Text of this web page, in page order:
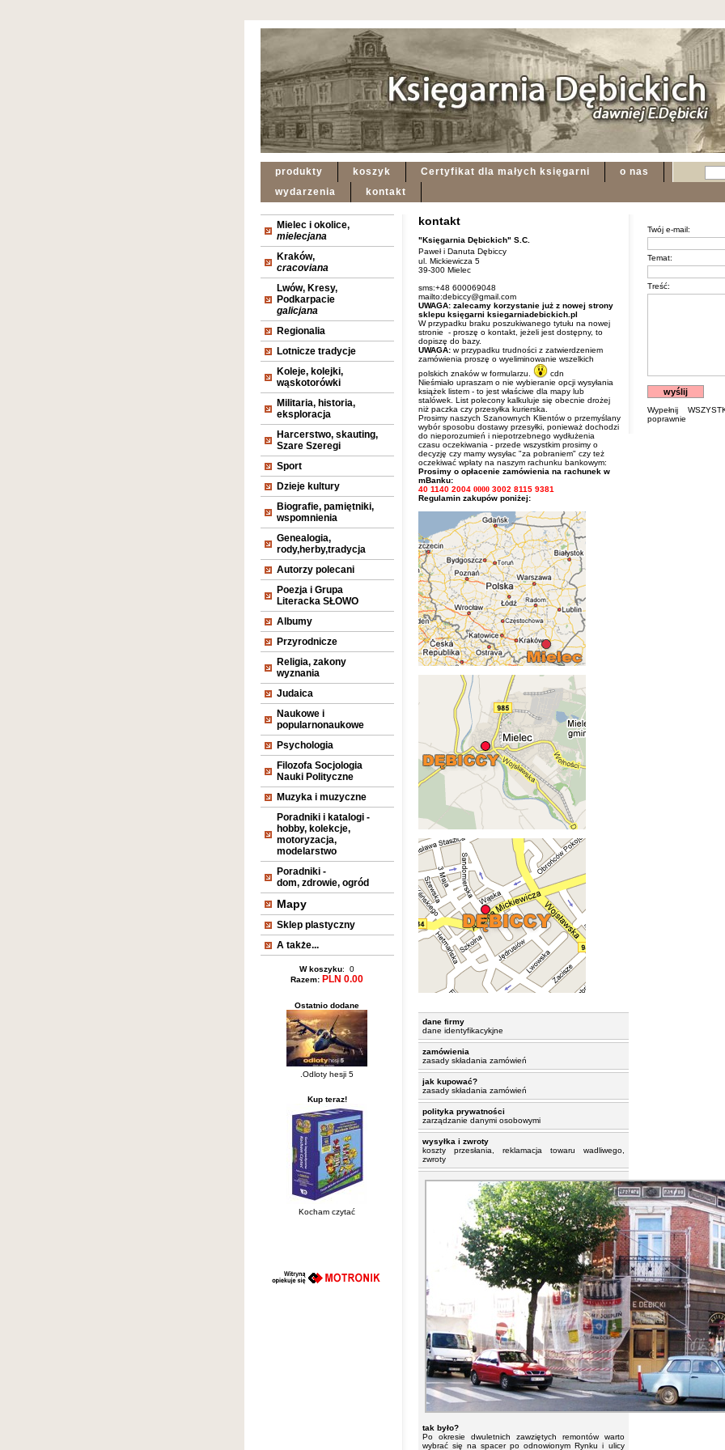
produkty koszyk Certyfikat dla małych księgarni
o nas
wydarzenia
kontakt
Mielec i okolice,
mielecjana
Kraków,
cracoviana
Lwów, Kresy,
Podkarpacie
galicjana
Regionalia
Lotnicze tradycje
Koleje, kolejki,
wąskotorówki
Militaria, historia,
eksploracja
Harcerstwo, skauting,
Szare Szeregi
Sport
Dzieje kultury
Biografie, pamiętniki,
wspomnienia
Genealogia,
rody,herby,tradycja
Autorzy polecani
Poezja i Grupa
Literacka SŁOWO
Albumy
Przyrodnicze
Religia, zakony
wyznania
Judaica
Naukowe i
popularnonaukowe
Psychologia
Filozofa Socjologia
Nauki Polityczne
Muzyka i muzyczne
Poradniki i katalogi -
hobby, kolekcje,
motoryzacja,
modelarstwo
Poradniki -
dom, zdrowie, ogród
Mapy
Sklep plastyczny
A także...
W koszyku: 0
Razem: PLN 0.00
Ostatnio dodane
.Odloty hesji 5
Kup teraz!
Kocham czytać
kontakt
"Księgarnia Dębickich" S.C.
Paweł i Danuta Dębiccy
ul. Mickiewicza 5
39-300 Mielec
sms:+48 600069048
mailto:debiccy@gmail.com
UWAGA: zalecamy korzystanie już z nowej strony
sklepu księgarni ksiegarniadebickich.pl
W przypadku braku poszukiwanego tytułu na nowej
stronie - proszę o kontakt, jeżeli jest dostępny, to
dopiszę do bazy.
UWAGA:w przypadku trudności z zatwierdzeniem
zamówienia proszę o wyeliminowanie wszelkich
polskich znaków w formularzu.
cdn
Nieśmiało upraszam o nie wybieranie opcji wysyłania
książek listem - to jest właściwe dla mapy lub
stalówek. List polecony kalkuluje się obecnie drożej
niż paczka czy przesyłka kurierska.
Prosimy naszych Szanownych Klientów o przemyślany
wybór sposobu dostawy przesyłki, ponieważ dochodzi
do nieporozumień i niepotrzebnego wydłużenia
czasu oczekiwania - przede wszystkim prosimy o
decyzję czy mamy wysyłac "za pobraniem" czy też
oczekiwać wpłaty na naszym rachunku bankowym:
Prosimy o opłacenie zamówienia na rachunek w
mBanku:
40 1140 2004 00003002 8115 9381
Regulamin zakupów poniżej:
dane firmy
dane identyfikacykjne
zamówienia
zasady składania zamówień
jak kupować?
zasady składania zamówień
polityka prywatności
zarządzanie danymi osobowymi
wysyłka i zwroty
koszty przesłania, reklamacja towaru wadliwego,
zwroty
tak było?
Po okresie dwuletnich zawziętych remontów warto
wybrać się na spacer po odnowionym Rynku i ulicy
Twój e-mail:
Temat:
Treść:
Wypełnij
poprawnie